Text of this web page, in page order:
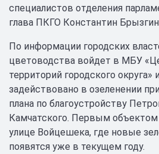
специалистов отделения
глава ПКГО Константин
По информации городских
цветоводства войдет в МБУ
территорий городского округа»
задействовано в озеленении
плана по благоустройству
Камчатского. Первым объектом
улице Войцешека, где новые
появятся уже в текущем году.